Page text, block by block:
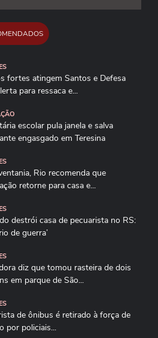
fortes atingem Santos e Defesa
para ressaca e...
escolar pula janela e salva
engasgado em Teresina
Rio recomenda que
retorne para casa e...
destrói casa de pecuarista no RS:
de guerra’
diz que tomou rasteira de dois
em parque de São...
de ônibus é retirado à força de
por policiais...